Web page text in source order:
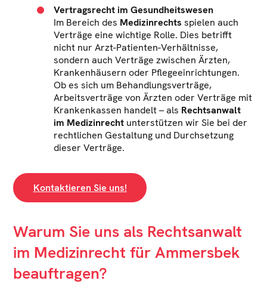
Vertragsrecht im Gesundheitswesen
Im Bereich des Medizinrechts spielen auch
Verträge eine wichtige Rolle. Dies betrifft
nicht nur Arzt-Patienten-Verhältnisse,
sondern auch Verträge zwischen Ärzten,
Krankenhäusern oder Pflegeeinrichtungen.
Ob es sich um Behandlungsverträge,
Arbeitsverträge von Ärzten oder Verträge mit
Krankenkassen handelt – als Rechtsanwalt
im Medizinrecht unterstützen wir Sie bei der
rechtlichen Gestaltung und Durchsetzung
dieser Verträge.
Kontaktieren Sie uns!
Warum Sie uns als Rechtsanwalt
im Medizinrecht für Ammersbek
beauftragen?